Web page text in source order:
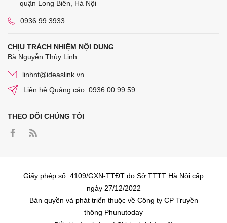
quận Long Biên, Hà Nội
0936 99 3933
CHỊU TRÁCH NHIỆM NỘI DUNG
Bà Nguyễn Thùy Linh
linhnt@ideaslink.vn
Liên hệ Quảng cáo: 0936 00 99 59
THEO DÕI CHÚNG TÔI
Giấy phép số: 4109/GXN-TTĐT do Sở TTTT Hà Nội cấp
ngày 27/12/2022
Bản quyền và phát triển thuộc về Công ty CP Truyền
thông Phunutoday